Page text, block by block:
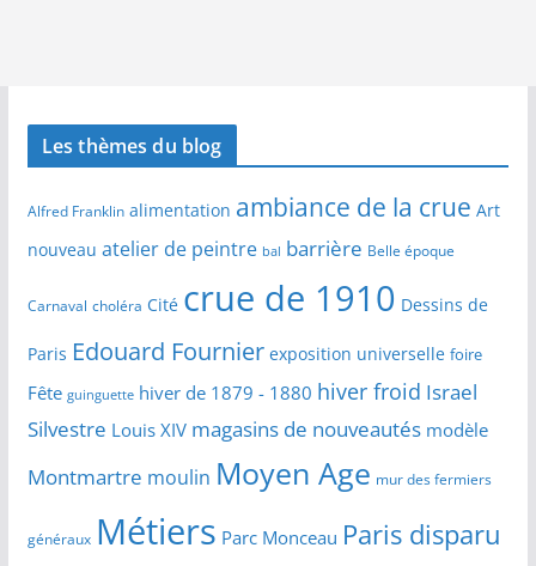
Les thèmes du blog
Alfred Franklin alimentation ambiance de la crue Art
nouveau atelier de peintre bal barrière Belle époque
Carnaval choléra Cité crue de 1910 Dessins de
Paris Edouard Fournier exposition universelle foire
Fête guinguette hiver de 1879 - 1880 hiver froid Israel
Silvestre Louis XIV magasins de nouveautés modèle
Montmartre moulin Moyen Age mur des fermiers
généraux Métiers Parc Monceau Paris disparu